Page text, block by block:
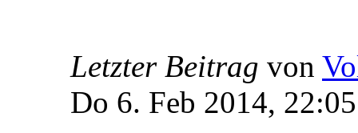
Letzter Beitrag von
Do 6. Feb 2014, 22:05